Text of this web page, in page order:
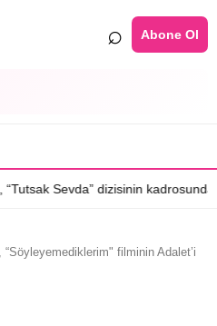
⌕ Abone Ol
•Serenay Sarıkaya’lı
filminin Adalet’i